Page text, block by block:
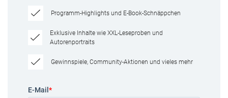
Programm-Highlights und E-Book-Schnäppchen
Exklusive Inhalte wie XXL-Leseproben und
Autorenportraits
Gewinnspiele, Community-Aktionen und vieles mehr
E-Mail *